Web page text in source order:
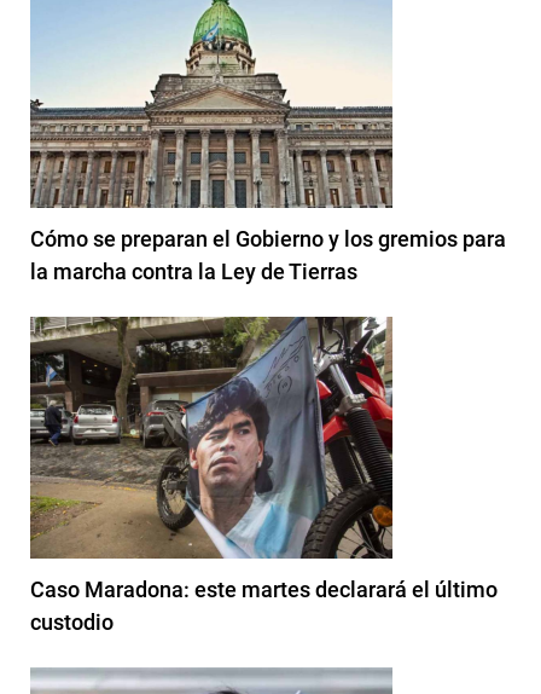
Cómo se preparan el Gobierno y los gremios para
la marcha contra la Ley de Tierras
Caso Maradona: este martes declarará el último
custodio